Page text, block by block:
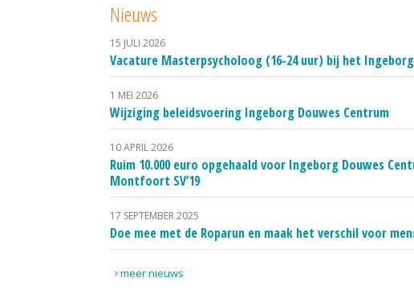
Nieuws
15 JULI 2026
Vacature Masterpsycholoog (16-24 uur) bij het
1 MEI 2026
Wijziging beleidsvoering Ingeborg Douwes Centrum
10 APRIL 2026
Ruim 10.000 euro opgehaald voor Ingeborg Douwes
Montfoort SV’19
17 SEPTEMBER 2025
Doe mee met de Roparun en maak het verschil voor
meer nieuws